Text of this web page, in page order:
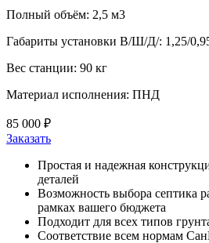
Полный объём: 2,5 м3
Габариты установки В/Ш/Д/: 1,25/
Вес станции: 90 кг
Материал исполнения: ПНД
85 000 ₽
Заказать
Простая и надежная
деталей
Возможность выбора септика
рамках вашего бюджета
Подходит для всех типов
Соответствие всем нормам